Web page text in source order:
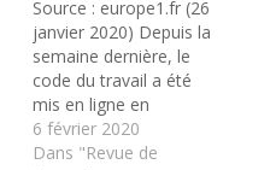
Source : europe1.fr (26
janvier 2020) Depuis la
semaine dernière, le
code du travail a été
mis en ligne en
intégralité par le
ministère du Travail.
6 février 2020
Dans "Revue de